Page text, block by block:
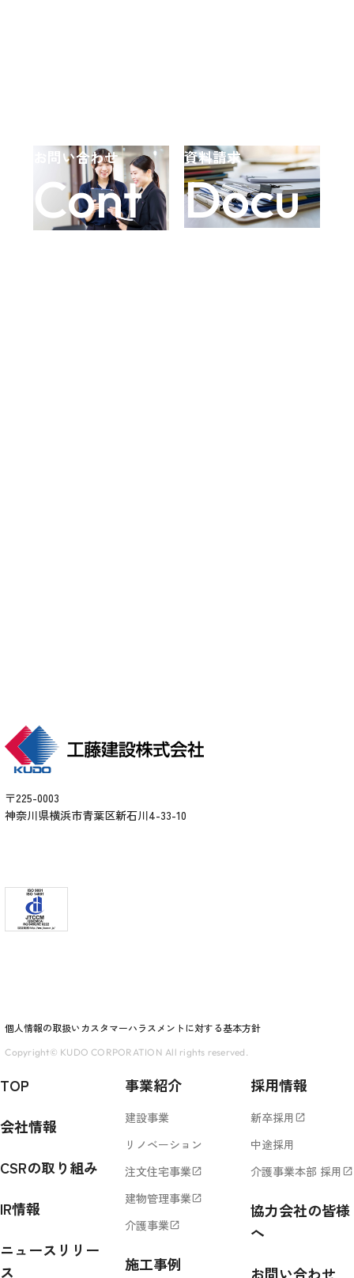
お問い合わせ
Cont
act
資料請求
Docu
ment
〒225-0003
神奈川県横浜市青葉区新石川4-33-10
個人情報の取扱い カスタマーハラスメントに対する基本方針
Copyright© KUDO CORPORATION All rights reserved.
TOP
会社情報
CSRの取り組み
IR情報
ニュースリリー
ス
事業紹介
建設事業
リノベーション
注文住宅事業open_in_new
建物管理事業open_in_new
介護事業open_in_new
施工事例
採用情報
新卒採用 open_in_new
中途採用
介護事業本部 採用 open_in_new
協力会社の皆様
へ
お問い合わせ